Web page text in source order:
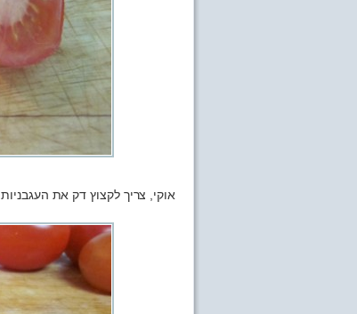
אוקי, צריך לקצוץ דק את העגבניות.